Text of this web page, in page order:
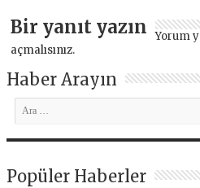
Bir yanıt yazın Yorum
açmalısınız.
Haber Arayın
Popüler Haberler